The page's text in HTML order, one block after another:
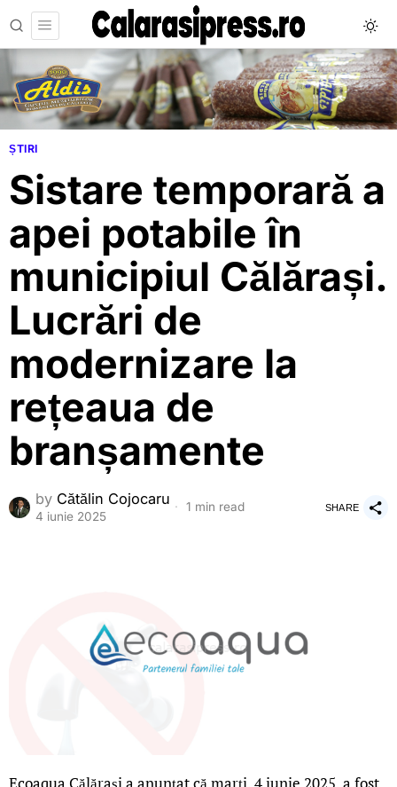
ȘTIRI
Sistare temporară a
apei potabile în
municipiul Călărași.
Lucrări de
modernizare la
rețeaua de
branșamente
by Cătălin Cojocaru
4 iunie 2025
1 min read SHARE